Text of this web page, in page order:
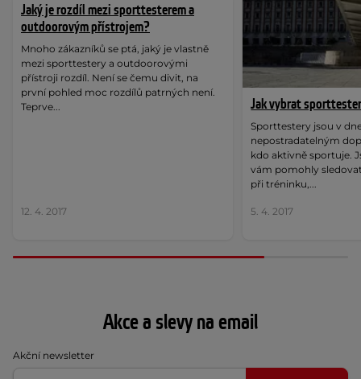
Jaký je rozdíl mezi sporttesterem a
outdoorovým přístrojem?
Mnoho zákazníků se ptá, jaký je vlastně
mezi sporttestery a outdoorovými
přístroji rozdíl. Není se čemu divit, na
první pohled moc rozdílů patrných není.
Teprve...
12. 4. 2017
Jak vybrat
Sporttestery jsou v
nepostradatelným
kdo aktivně sportuje.
vám pomohly
při tréninku,...
5. 4. 2017
Akce a slevy na email
Akční newsletter